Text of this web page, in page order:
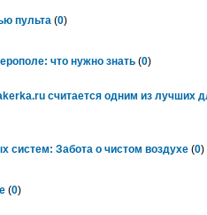
пульта (0)
что нужно знать (0)
считается одним из лучших
систем: Забота о чистом воздухе (0)
(0)